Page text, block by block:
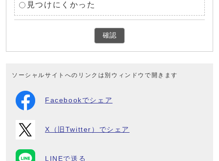
見つけにくかった
確認
ソーシャルサイトへのリンクは別ウィンドウで開きます
Facebookでシェア
X（旧Twitter）でシェア
LINEで送る